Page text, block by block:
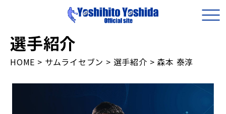
選手紹介
HOME > サムライセブン > 選手紹介 >森本 泰淳